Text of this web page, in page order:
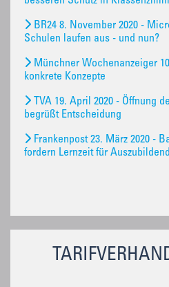
BR24 8. November 2020 -
Schulen laufen aus - und nun?
Münchner Wochenanzeiger
konkrete Konzepte
TVA 19. April 2020 - Öffnung
begrüßt Entscheidung
Frankenpost 23. März 2020 -
fordern Lernzeit für